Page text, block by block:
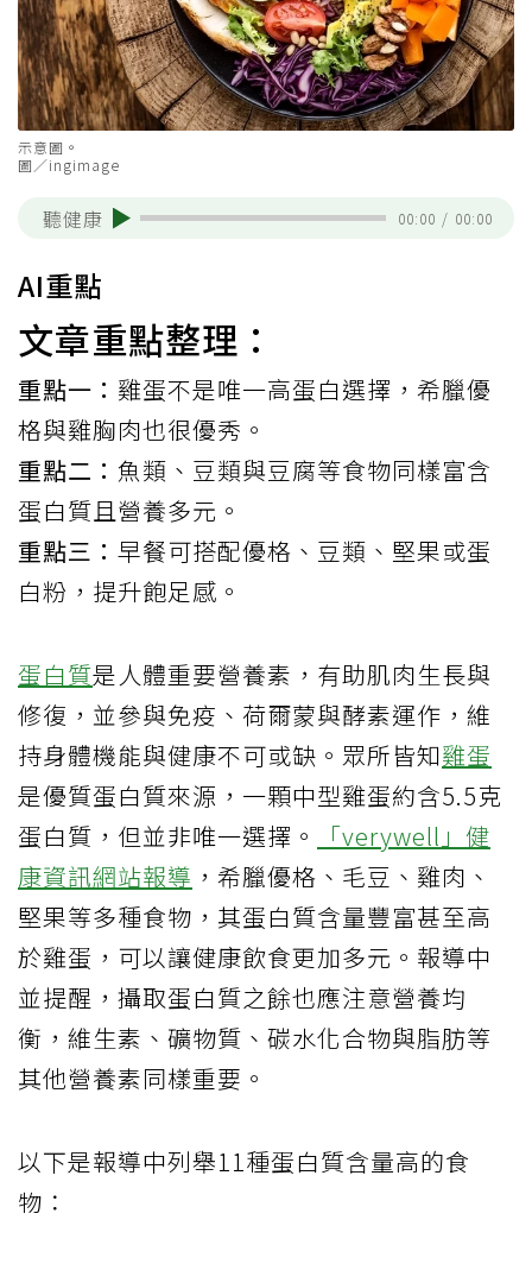
示意圖。
圖／ingimage
聽健康 00:00 / 00:00
AI重點
文章重點整理：
重點一： 雞蛋不是唯一高蛋白選擇，希臘優
格與雞胸肉也很優秀。
重點二： 魚類、豆類與豆腐等食物同樣富含
蛋白質且營養多元。
重點三： 早餐可搭配優格、豆類、堅果或蛋
白粉，提升飽足感。
蛋白質是人體重要營養素，有助肌肉生長與
修復，並參與免疫、荷爾蒙與酵素運作，維
持身體機能與健康不可或缺。眾所皆知雞蛋
是優質蛋白質來源，一顆中型雞蛋約含5.5克
蛋白質，但並非唯一選擇。
「verywell」健
康資訊網站報導 ，希臘優格、毛豆、雞肉、
堅果等多種食物，其蛋白質含量豐富甚至高
於雞蛋，可以讓健康飲食更加多元。報導中
並提醒，攝取蛋白質之餘也應注意營養均
衡，維生素、礦物質、碳水化合物與脂肪等
其他營養素同樣重要。
以下是報導中列舉11種蛋白質含量高的食
物：